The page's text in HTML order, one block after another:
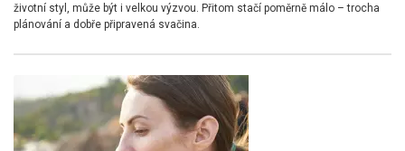
životní styl, může být i velkou výzvou. Přitom stačí poměrně málo – trocha
plánování a dobře připravená svačina.